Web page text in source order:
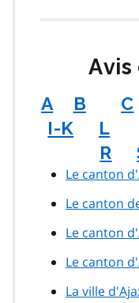
A B C
I-K
L
R
Le canton
Le canton
Le canton
Le canton
La ville